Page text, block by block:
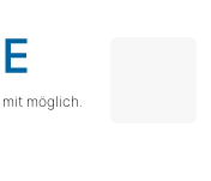
möglich.